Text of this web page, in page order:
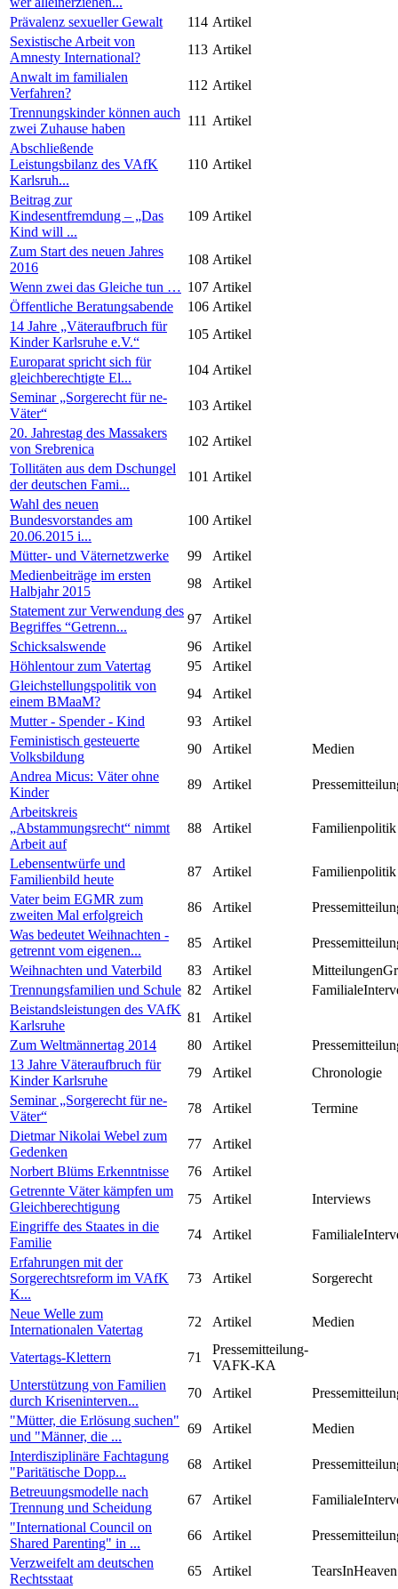
Prävalenz sexueller Gewalt
114 Artikel
Sexistische Arbeit von
Amnesty International?
113 Artikel
Anwalt im familialen
Verfahren?
112 Artikel
Trennungskinder können auch
zwei Zuhause haben
111 Artikel
Abschließende
Leistungsbilanz des VAfK
Karlsruh...
110 Artikel
Beitrag zur
Kindesentfremdung – „Das
Kind will ...
109 Artikel
Zum Start des neuen Jahres
2016
108 Artikel
Wenn zwei das Gleiche tun … 107 Artikel
Öffentliche Beratungsabende
106 Artikel
14 Jahre „Väteraufbruch für
Kinder Karlsruhe e.V.“
105 Artikel
Europarat spricht sich für
gleichberechtigte El...
104 Artikel
Seminar „Sorgerecht für ne-
Väter“
103 Artikel
20. Jahrestag des Massakers
von Srebrenica
102 Artikel
Tollitäten aus dem Dschungel
der deutschen Fami...
101 Artikel
Wahl des neuen
Bundesvorstandes am
20.06.2015 i...
100 Artikel
Mütter- und Väternetzwerke 99
Artikel
Medienbeiträge im ersten
Halbjahr 2015
98
Artikel
Statement zur Verwendung des
Begriffes “Getrenn...
97
Artikel
Schicksalswende
96
Artikel
Höhlentour zum Vatertag
95
Artikel
Gleichstellungspolitik von
einem BMaaM?
94
Artikel
Mutter - Spender - Kind
93
Artikel
Feministisch gesteuerte
Volksbildung
90 Artikel
Medien
Andrea Micus: Väter ohne
Kinder
89 Artikel
Arbeitskreis
„Abstammungsrecht“ nimmt
Arbeit auf
88 Artikel Familienpolitik
Lebensentwürfe und
Familienbild heute
87 Artikel
Familienpolitik
Vater beim EGMR zum
zweiten Mal erfolgreich
86 Artikel
Was bedeutet Weihnachten -
getrennt vom eigenen...
85 Artikel
Weihnachten und Vaterbild
83 Artikel
Trennungsfamilien und Schule 82 Artikel
Beistandsleistungen des VAfK
Karlsruhe
81
Artikel
Zum Weltmännertag 2014
80 Artikel
13 Jahre Väteraufbruch für
Kinder Karlsruhe
79 Artikel
Chronologie
Seminar „Sorgerecht für ne-
Väter“
78 Artikel
Termine
Dietmar Nikolai Webel zum
Gedenken
77
Artikel
Norbert Blüms Erkenntnisse
76
Artikel
Getrennte Väter kämpfen um
Gleichberechtigung
75 Artikel
Interviews
Eingriffe des Staates in die
Familie
74 Artikel
Erfahrungen mit der
Sorgerechtsreform im VAfK
K...
73 Artikel Sorgerecht
Neue Welle zum
Internationalen Vatertag
72 Artikel Medien
Vatertags-Klettern 71
Pressemitteilung-
VAFK-KA
Unterstützung von Familien
durch Kriseninterven...
70 Artikel
"Mütter, die Erlösung suchen"
und "Männer, die ...
69 Artikel
Medien
Interdisziplinäre Fachtagung
"Paritätische Dopp...
68 Artikel
Betreuungsmodelle nach
Trennung und Scheidung
67 Artikel
"International Council on
Shared Parenting" in ...
66 Artikel
Verzweifelt am deutschen
Rechtsstaat
65 Artikel
TearsInHeaven